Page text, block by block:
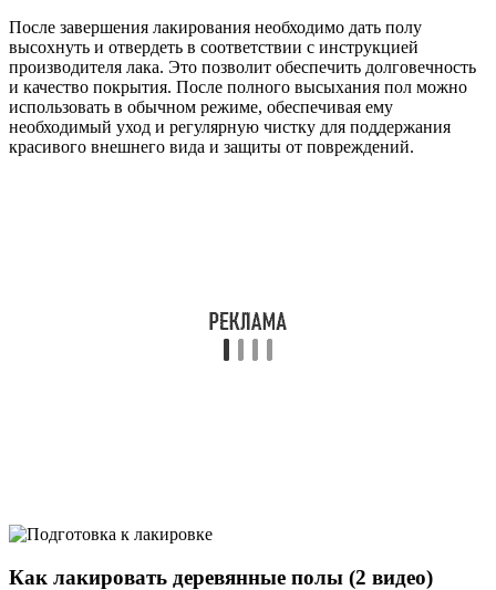
После завершения лакирования необходимо дать полу
высохнуть и отвердеть в соответствии с инструкцией
производителя лака. Это позволит обеспечить долговечность
и качество покрытия. После полного высыхания пол можно
использовать в обычном режиме, обеспечивая ему
необходимый уход и регулярную чистку для поддержания
красивого внешнего вида и защиты от повреждений.
Как лакировать деревянные полы (2 видео)